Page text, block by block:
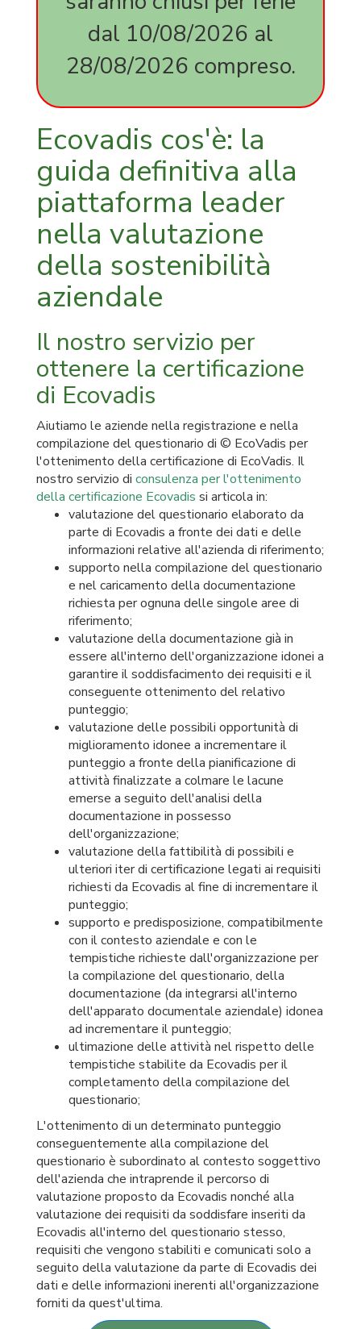
online
45001
dal 10/08/2026 al
28/08/2026 compreso.
Ecovadis cos'è: la
guida definitiva alla
piattaforma leader
nella valutazione
della sostenibilità
aziendale
Il nostro servizio per
ottenere la certificazione
di Ecovadis
Aiutiamo le aziende nella registrazione e nella
compilazione del questionario di © EcoVadis per
l'ottenimento della certificazione di EcoVadis. Il
nostro servizio di consulenza per l'ottenimento
della certificazione Ecovadis si articola in:
valutazione del questionario elaborato da
parte di Ecovadis a fronte dei dati e delle
informazioni relative all'azienda di riferimento;
supporto nella compilazione del questionario
e nel caricamento della documentazione
richiesta per ognuna delle singole aree di
riferimento;
valutazione della documentazione già in
essere all'interno dell'organizzazione idonei a
garantire il soddisfacimento dei requisiti e il
conseguente ottenimento del relativo
punteggio;
valutazione delle possibili opportunità di
miglioramento idonee a incrementare il
punteggio a fronte della pianificazione di
attività finalizzate a colmare le lacune
emerse a seguito dell'analisi della
documentazione in possesso
dell'organizzazione;
valutazione della fattibilità di possibili e
ulteriori iter di certificazione legati ai requisiti
richiesti da Ecovadis al fine di incrementare il
punteggio;
supporto e predisposizione, compatibilmente
con il contesto aziendale e con le
tempistiche richieste dall'organizzazione per
la compilazione del questionario, della
documentazione (da integrarsi all'interno
dell'apparato documentale aziendale) idonea
ad incrementare il punteggio;
ultimazione delle attività nel rispetto delle
tempistiche stabilite da Ecovadis per il
completamento della compilazione del
questionario;
L'ottenimento di un determinato punteggio
conseguentemente alla compilazione del
questionario è subordinato al contesto soggettivo
dell'azienda che intraprende il percorso di
valutazione proposto da Ecovadis nonché alla
valutazione dei requisiti da soddisfare inseriti da
Ecovadis all'interno del questionario stesso,
requisiti che vengono stabiliti e comunicati solo a
seguito della valutazione da parte di Ecovadis dei
dati e delle informazioni inerenti all'organizzazione
forniti da quest'ultima.